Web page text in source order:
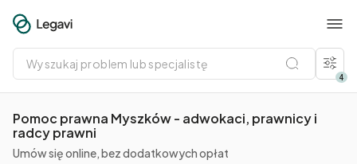
Wyszukaj
problem
lub
specjalistę
4
Pomoc prawna Myszków - adwokaci, prawnicy i
radcy prawni
Umów się online, bez dodatkowych opłat